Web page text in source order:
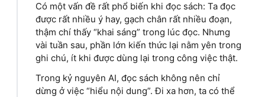
Có một vấn đề rất phổ biến khi đọc sách: Ta đọc
được rất nhiều ý hay, gạch chân rất nhiều đoạn,
thậm chí thấy “khai sáng” trong lúc đọc. Nhưng
vài tuần sau, phần lớn kiến thức lại nằm yên trong
ghi chú, ít khi được dùng lại trong công việc thật.
Trong kỷ nguyên AI, đọc sách không nên chỉ
dừng ở việc “hiểu nội dung”. Đi xa hơn, ta có thể